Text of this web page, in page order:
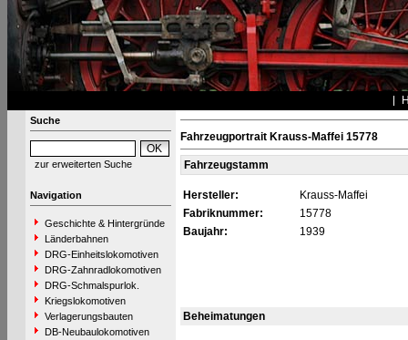
Suche
zur erweiterten Suche
Navigation
Geschichte & Hintergründe
Länderbahnen
DRG-Einheitslokomotiven
DRG-Zahnradlokomotiven
DRG-Schmalspurlok.
Kriegslokomotiven
Verlagerungsbauten
DB-Neubaulokomotiven
Fahrzeugportrait Krauss-Maffei 15778
Fahrzeugstamm
Hersteller:
Krauss-Maffei
Fabriknummer:
15778
Baujahr:
1939
Beheimatungen